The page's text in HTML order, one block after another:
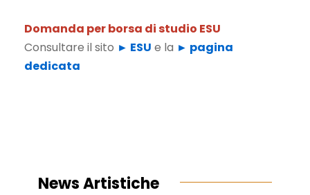
Domanda per borsa di studio ESU
Consultare il sito ► ESU e la ► pagina
dedicata
News Artistiche